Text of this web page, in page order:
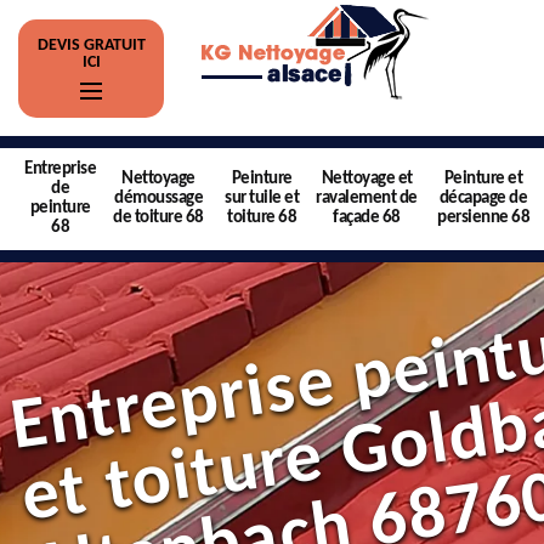
DEVIS GRATUIT
ICI
Entreprise
de
peinture
68
Nettoyage
démoussage
de toiture 68
Peinture
sur tuile et
toiture 68
Nettoyage et
ravalement de
façade 68
Peinture et
décapage de
persienne 68